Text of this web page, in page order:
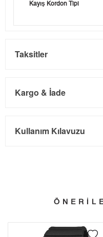
Kayış Kordon Tipi
Taksitler
Kargo & İade
Türkiye'nin her yerine
Kullanım Kılavuzu